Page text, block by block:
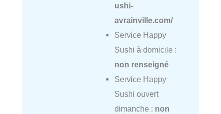
ushi-
avrainville.com/
Service Happy
Sushi à domicile :
non renseigné
Service Happy
Sushi ouvert
dimanche : non